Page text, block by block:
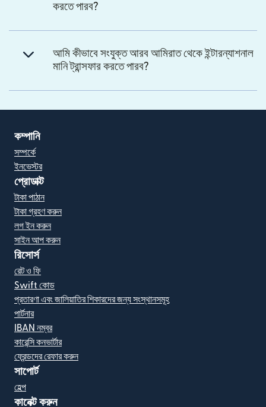
করতে পারব?
আমি কীভাবে সংযুক্ত আরব আমিরাত থেকে ইন্টারন্যাশনাল
মানি ট্রান্সফার করতে পারব?
কম্পানি
সম্পর্কে
ইনভেস্টর
প্রোডাক্ট
টাকা পাঠান
টাকা গ্রহণ করুন
লগ ইন করুন
সাইন আপ করুন
রিসোর্স
রেট ও ফি
Swift কোড
প্রতারণা এবং জালিয়াতির শিকারদের জন্য সংস্থানসমূহ
পার্টনার
IBAN নম্বর
কারেন্সি কনভার্টার
ফ্রেন্ডদের রেফার করুন
সাপোর্ট
হেল্প
কানেক্ট করুন